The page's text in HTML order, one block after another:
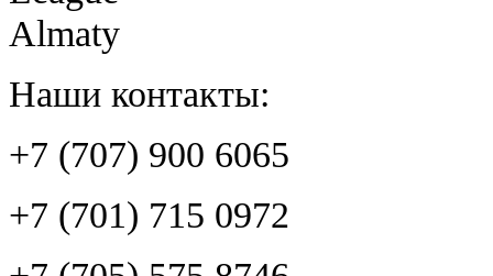
Almaty
Наши контакты:
+7 (707) 900 6065
+7 (701) 715 0972